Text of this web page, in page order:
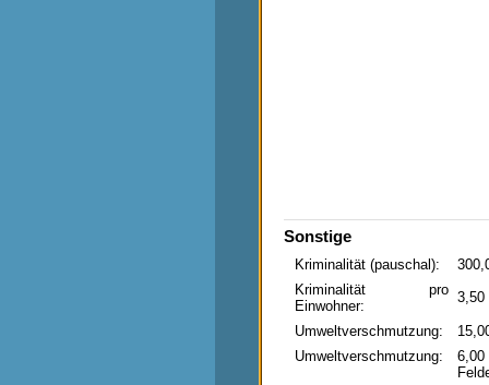
Sonstige
Kriminalität (pauschal):
Kriminalität pro
Einwohner:
3,50
Umweltverschmutzung:
Umweltverschmutzung:
6,00